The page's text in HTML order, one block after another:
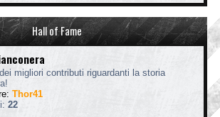
Hall of Fame
migliori contributi riguardanti la storia
Thor41
22